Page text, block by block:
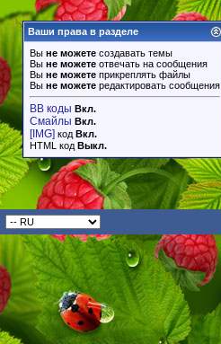
Ваши права в разделе
Вы не можете создавать темы
Вы не можете отвечать на сообщения
Вы не можете прикреплять файлы
Вы не можете редактировать сообщения
BB коды Вкл.
Смайлы Вкл.
[IMG] код Вкл.
HTML код Выкл.